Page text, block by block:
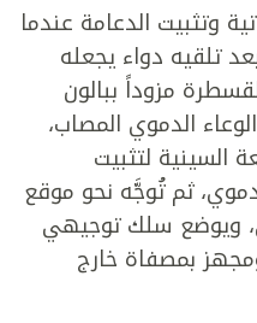
وتثبيت الدعامة عندما
تلقيه دواء يجعله
مزوداً ببالون
الدموي المصاب،
السينية لتثبيت
ثم تُوجَّه نحو موقع
ويوضع سلك توجيهي
بمصفاة خارج